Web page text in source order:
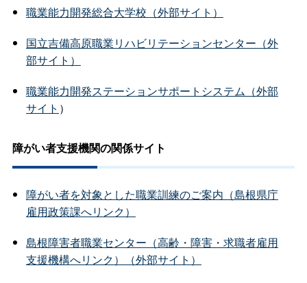
職業能力開発総合大学校（外部サイト）
国立吉備高原職業リハビリテーションセンター（外
部サイト）
職業能力開発ステーションサポートシステム（外部
サイト ）
障がい者支援機関の関係サイト
障がい者を対象とした職業訓練のご案内（島根県庁
雇用政策課へリンク）
島根障害者職業センター（高齢・障害・求職者雇用
支援機構へリンク）（外部サイト）